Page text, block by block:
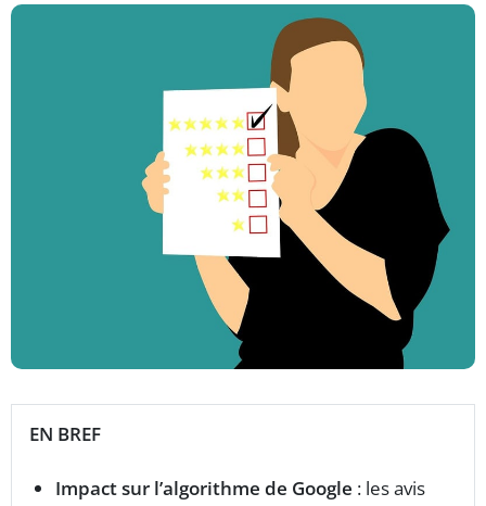
EN BREF
Impact sur l’algorithme de Google : les avis